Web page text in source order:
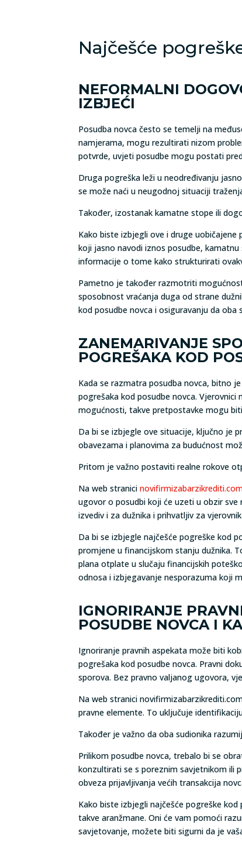
Najčešće
NEFORMALNI
IZBJEĆI
Posudba novca često se temelji na
namjerama, mogu rezultirati nizom
potvrde, uvjeti posudbe mogu postati
Druga pogreška leži u neodređivanju
se može naći u neugodnoj situaciji
Također, izostanak kamatne stope ili
Kako biste izbjegli ove i druge
koji jasno navodi iznos posudbe,
informacije o tome kako strukturirati
Pametno je također razmotriti
sposobnost vraćanja duga od strane
kod posudbe novca i osiguravanju da
ZANEMARIVANJE
POGREŠAKA KOD
Kada se razmatra posudba novca, bitno
pogrešaka kod posudbe novca.
mogućnosti, takve pretpostavke mogu
Da bi se izbjegle ove situacije, ključno je
obavezama i planovima za budućnost
Pritom je važno postaviti realne rokove
Na web stranici
ugovor o posudbi koji će uzeti u obzir
izvediv i za dužnika i prihvatljiv za
Da bi se izbjegle najčešće pogreške kod
promjene u financijskom stanju dužnika.
plana otplate u slučaju financijskih
odnosa i izbjegavanje nesporazuma koji
IGNORIRANJE
POSUDBE NOVCA I
Ignoriranje pravnih aspekata može biti
pogrešaka kod posudbe novca. Pravni
sporova. Bez pravno valjanog ugovora,
Na web stranici
pravne elemente. To uključuje
Također je važno da oba sudionika
Prilikom posudbe novca, trebalo bi se
konzultirati se s poreznim savjetnikom ili
obveza prijavljivanja većih transakcija
Kako biste izbjegli najčešće pogreške
takve aranžmane. Oni će vam pomoći
savjetovanje, možete biti sigurni da je